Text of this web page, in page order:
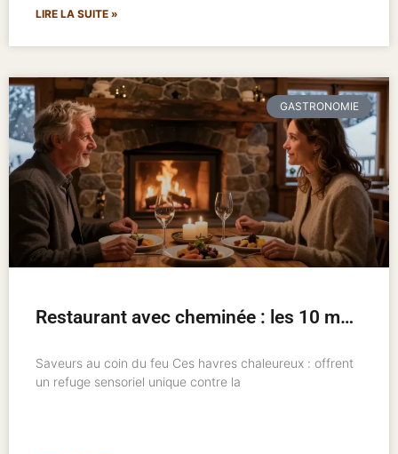
LIRE LA SUITE »
GASTRONOMIE
Restaurant avec cheminée : les 10 meilleures adresses pour un hiver chaleureux
Saveurs au coin du feu Ces havres chaleureux : offrent
un refuge sensoriel unique contre la